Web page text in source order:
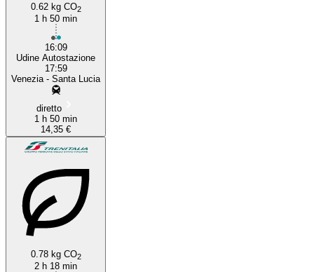
0.62 kg CO2
1 h 50 min
16:09
Udine Autostazione
17:59
Venezia - Santa Lucia
diretto
1 h 50 min
14,35 €
0.78 kg CO2
2 h 18 min